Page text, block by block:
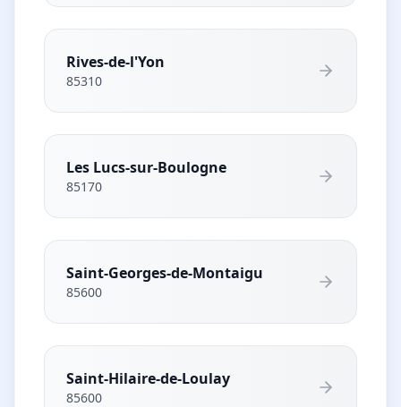
Rives-de-l'Yon
85310
Les Lucs-sur-Boulogne
85170
Saint-Georges-de-Montaigu
85600
Saint-Hilaire-de-Loulay
85600